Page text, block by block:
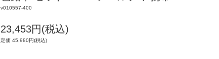
v010557-400
23,453円(税込)
定価 45,980円(税込)